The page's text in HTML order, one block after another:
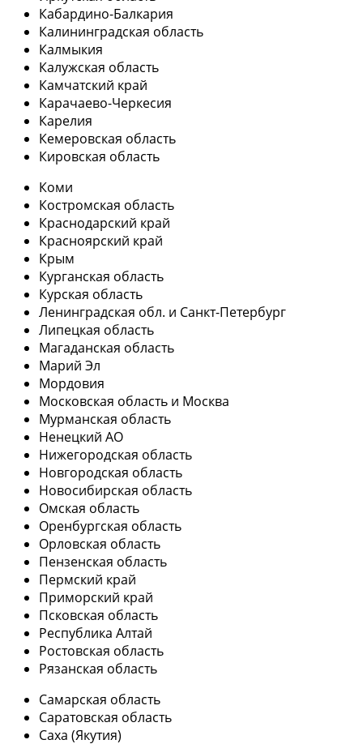
Кабардино-Балкария
Калининградская область
Калмыкия
Калужская область
Камчатский край
Карачаево-Черкесия
Карелия
Кемеровская область
Кировская область
Коми
Костромская область
Краснодарский край
Красноярский край
Крым
Курганская область
Курская область
Ленинградская обл. и Санкт-Петербург
Липецкая область
Магаданская область
Марий Эл
Мордовия
Московская область и Москва
Мурманская область
Ненецкий АО
Нижегородская область
Новгородская область
Новосибирская область
Омская область
Оренбургская область
Орловская область
Пензенская область
Пермский край
Приморский край
Псковская область
Республика Алтай
Ростовская область
Рязанская область
Самарская область
Саратовская область
Саха (Якутия)